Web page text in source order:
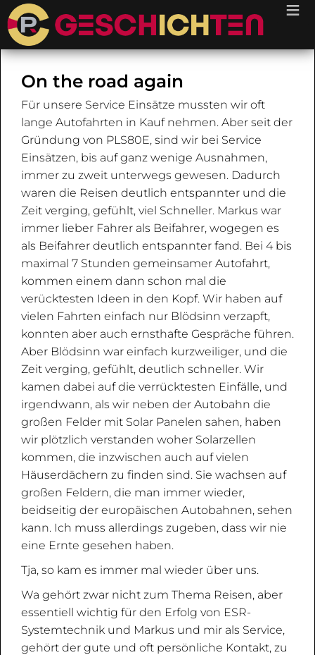
On the road again
Für unsere Service Einsätze mussten wir oft
lange Autofahrten in Kauf nehmen. Aber seit der
Gründung von PLS80E, sind wir bei Service
Einsätzen, bis auf ganz wenige Ausnahmen,
immer zu zweit unterwegs gewesen. Dadurch
waren die Reisen deutlich entspannter und die
Zeit verging, gefühlt, viel Schneller. Markus war
immer lieber Fahrer als Beifahrer, wogegen es
als Beifahrer deutlich entspannter fand. Bei 4 bis
maximal 7 Stunden gemeinsamer Autofahrt,
kommen einem dann schon mal die
verücktesten Ideen in den Kopf. Wir haben auf
vielen Fahrten einfach nur Blödsinn verzapft,
konnten aber auch ernsthafte Gespräche führen.
Aber Blödsinn war einfach kurzweiliger, und die
Zeit verging, gefühlt, deutlich schneller. Wir
kamen dabei auf die verrücktesten Einfälle, und
irgendwann, als wir neben der Autobahn die
großen Felder mit Solar Panelen sahen, haben
wir plötzlich verstanden woher Solarzellen
kommen, die inzwischen auch auf vielen
Häuserdächern zu finden sind. Sie wachsen auf
großen Feldern, die man immer wieder,
beidseitig der europäischen Autobahnen, sehen
kann. Ich muss allerdings zugeben, dass wir nie
eine Ernte gesehen haben.
Tja, so kam es immer mal wieder über uns.
Wa gehört zwar nicht zum Thema Reisen, aber
essentiell wichtig für den Erfolg von ESR-
Systemtechnik und Markus und mir als Service,
gehört der gute und oft persönliche Kontakt, zu
≡